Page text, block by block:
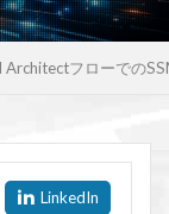
Architectフローでの